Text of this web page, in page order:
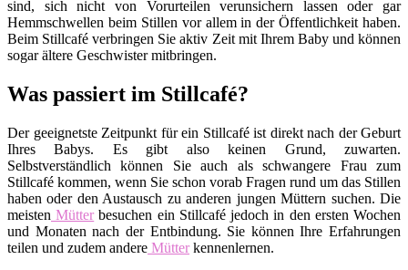
sind, sich nicht von Vorurteilen verunsichern lassen oder gar
Hemmschwellen beim Stillen vor allem in der Öffentlichkeit haben.
Beim Stillcafé verbringen Sie aktiv Zeit mit Ihrem Baby und können
sogar ältere Geschwister mitbringen.
Was passiert im Stillcafé?
Der geeignetste Zeitpunkt für ein Stillcafé ist direkt nach der Geburt
Ihres Babys. Es gibt also keinen Grund, zuwarten.
Selbstverständlich können Sie auch als schwangere Frau zum
Stillcafé kommen, wenn Sie schon vorab Fragen rund um das Stillen
haben oder den Austausch zu anderen jungen Müttern suchen. Die
meisten Mütterbesuchen ein Stillcafé jedoch in den ersten Wochen
und Monaten nach der Entbindung. Sie können Ihre Erfahrungen
teilen und zudem andere Mütterkennenlernen.